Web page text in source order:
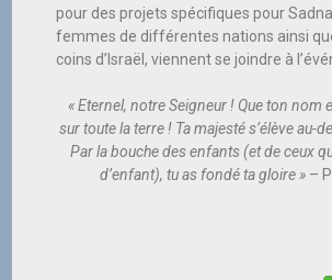
pour des projets spécifiques pour
femmes de différentes nations ainsi
coins d’Israël, viennent se joindre à
« Eternel, notre Seigneur ! Que ton nom
sur toute la terre ! Ta majesté s’élève au-
Par la bouche des enfants (et de ceux
d’enfant), tu as fondé ta gloire »–